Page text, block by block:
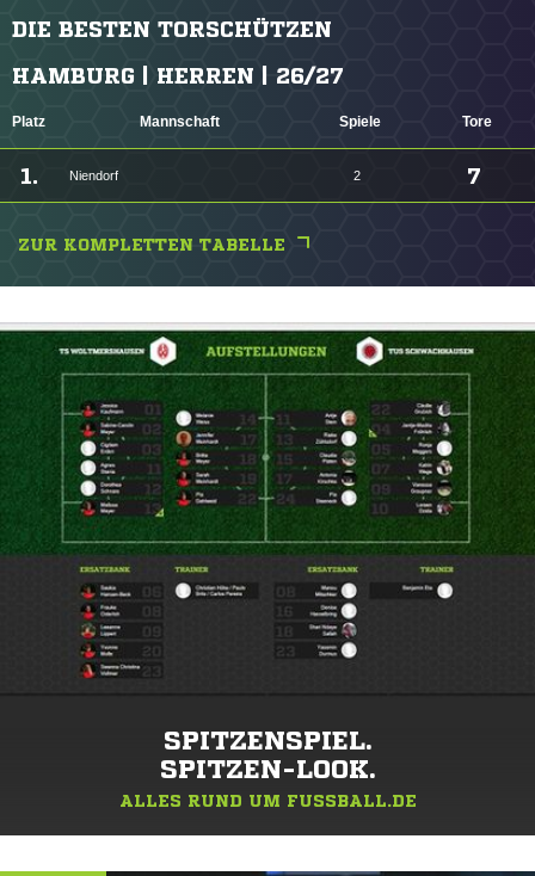
DIE BESTEN TORSCHÜTZEN
HAMBURG | HERREN | 26/27
Platz Mannschaft Spiele Tore
1. Niendorf 2 7
ZUR KOMPLETTEN TABELLE
SPITZENSPIEL.
SPITZEN-LOOK.
ALLES RUND UM FUSSBALL.DE